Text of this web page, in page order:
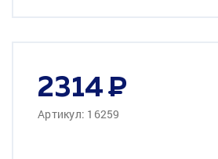
2314
Артикул: 16259